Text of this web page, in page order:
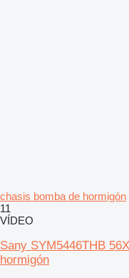
chasis bomba de hormigón
11
VÍDEO
Sany SYM5446THB
hormigón